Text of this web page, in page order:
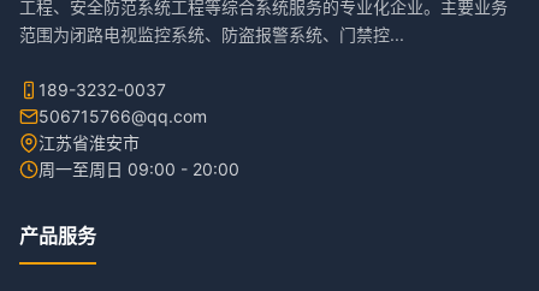
工程、安全防范系统工程等综合系统服务的专业化企业。主要业务
范围为闭路电视监控系统、防盗报警系统、门禁控...
189-3232-0037
506715766@qq.com
江苏省淮安市
周一至周日 09:00 - 20:00
产品服务